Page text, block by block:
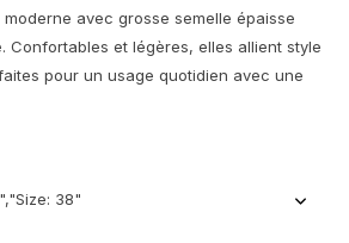
avec grosse semelle épaisse
Confortables et légères, elles allient style
pour un usage quotidien avec une
38"